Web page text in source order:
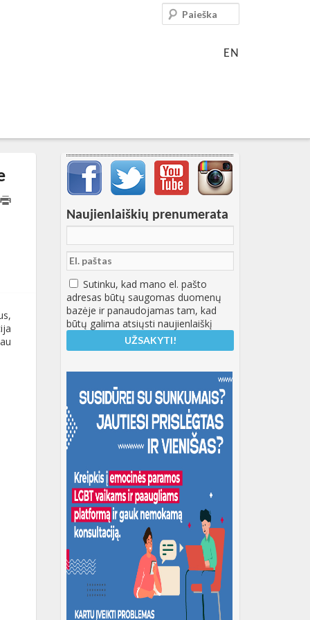
EN
Paieška
Svarbių įrašų meniu
Naujienlaiškių prenumerata
Sutinku, kad mano el. pašto
adresas būtų saugomas duomenų
bazėje ir panaudojamas tam, kad
būtų galima atsiųsti naujienlaiškį